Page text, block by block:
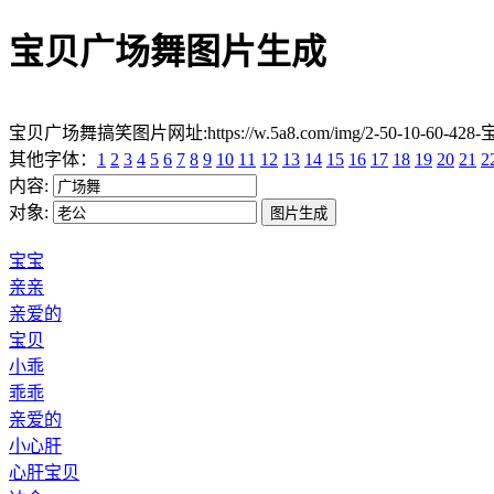
宝贝广场舞图片生成
宝贝广场舞搞笑图片网址:https://w.5a8.com/img/2-50-10-60-428-
其他字体： 1 2 3 4 5 6 7 8 9 10 11 12 13 14 15 16 17 18 19 20 21
内容:
对象:
宝宝
亲亲
亲爱的
宝贝
小乖
乖乖
亲爱的
小心肝
心肝宝贝